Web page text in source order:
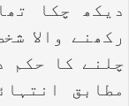
دیکھ چکا
رکھنے والا
چلنے کا حکم
مطابق